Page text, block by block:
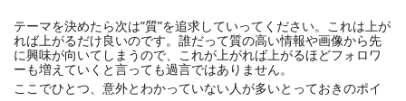
テーマを決めたら次は”質”を追求していってください。これは上が
れば上がるだけ良いのです。誰だって質の高い情報や画像から先
に興味が向いてしまうので、これが上がれば上がるほどフォロワ
ーも増えていくと言っても過言ではありません。
ここでひとつ、意外とわかっていない人が多いとっておきのポイ